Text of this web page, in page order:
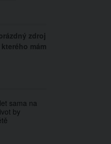
zdroj
mám
sama na
by